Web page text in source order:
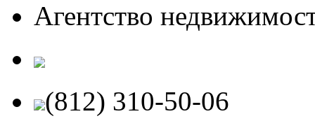
Агентство
(812) 310-50-06